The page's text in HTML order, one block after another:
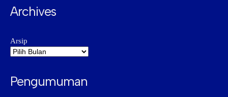
Archives
Arsip
Pengumuman